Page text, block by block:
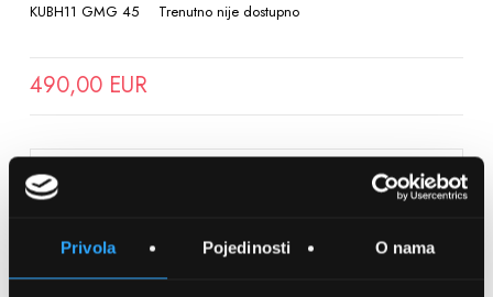
Privola Pojedinosti O nama
GALLERY
KUBH11 GMG 45 Trenutno nije dostupno
490,00 EUR
SPREMITE NA LISTU ŽELJA
Detalji